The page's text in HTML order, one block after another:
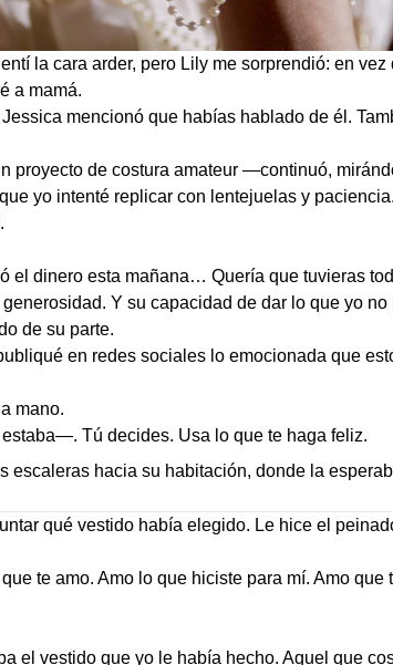
la cara arder, pero Lily me sorprendió: en
a mamá.
mencionó que habías hablado de él.
proyecto de costura amateur —continuó,
yo intenté replicar con lentejuelas y paciencia.
el dinero esta mañana… Quería que tuvieras
Y su capacidad de dar lo que yo no
de su parte.
en redes sociales lo emocionada que
mano.
Tú decides. Usa lo que te haga feliz.
escaleras hacia su habitación, donde la
qué vestido había elegido. Le hice el
te amo. Amo lo que hiciste para mí. Amo que
el vestido que yo le había hecho. Aquel que